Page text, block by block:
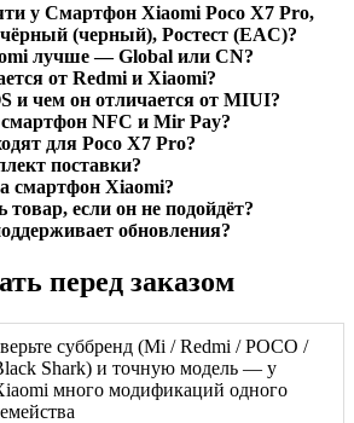
у Смартфон Xiaomi Poco X7 Pro,
(черный), Ростест (EAC)?
лучше — Global или CN?
от Redmi и Xiaomi?
и чем он отличается от MIUI?
NFC и Mir Pay?
для Poco X7 Pro?
поставки?
смартфон Xiaomi?
если он не подойдёт?
обновления?
перед заказом
суббренд (Mi / Redmi / POCO /
Shark) и точную модель — у
много модификаций одного